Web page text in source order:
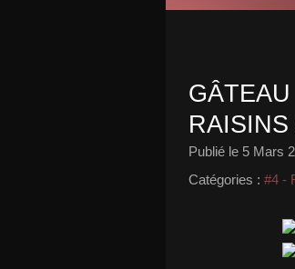
Publié le 5 Mars
Catégories : #4 -